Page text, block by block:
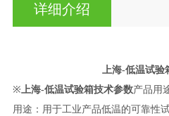
详细介绍
上海-低温试
※ 上海-低温试验箱技术参数产品用
用途： 用于工业产品低温的可靠性